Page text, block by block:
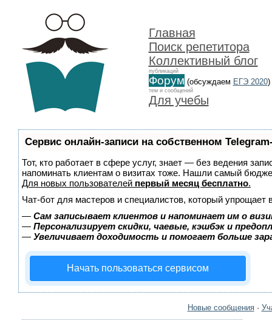
Главная
Поиск репетитора
Коллективный блог
публикаций
Форум (обсуждаем ЕГЭ 2020)
тем и сообщений
Для учебы
Сервис онлайн-записи на собственном
Тот, кто работает в сфере услуг, знает — без ведения
напоминать клиентам о визитах тоже. Нашли самый
Для новых пользователей первый месяц бесплатно.
Чат-бот для мастеров и специалистов, который упрощает
— Сам записывает клиентов и напоминает им о
— Персонализирует скидки, чаевые, кэшбэк и
— Увеличивает доходимость и помогает больше
Начать пользоваться сервисом
Новые сообщения·